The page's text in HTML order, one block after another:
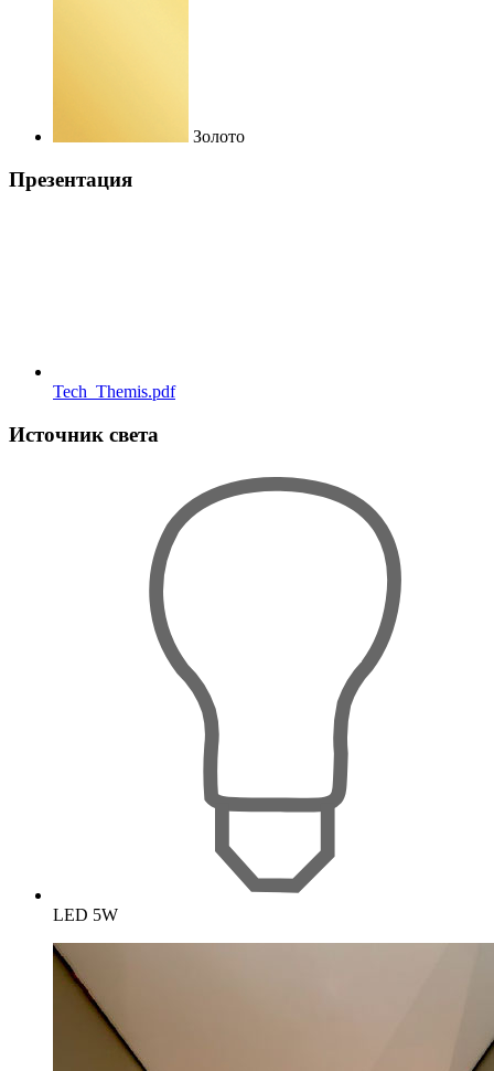
Золото
Презентация
Tech_Themis.pdf
Источник света
LED 5W